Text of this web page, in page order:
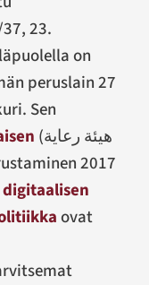
23.
on
peruslain 27
Sen
(هيئة رعاية
2017
digitaalisen
ovat